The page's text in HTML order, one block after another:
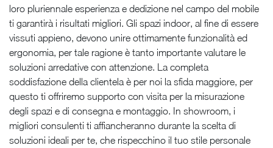
loro pluriennale esperienza e dedizione nel campo del mobile
ti garantirà i risultati migliori. Gli spazi indoor, al fine di essere
vissuti appieno, devono unire ottimamente funzionalità ed
ergonomia, per tale ragione è tanto importante valutare le
soluzioni arredative con attenzione. La completa
soddisfazione della clientela è per noi la sfida maggiore, per
questo ti offriremo supporto con visita per la misurazione
degli spazi e di consegna e montaggio. In showroom, i
migliori consulenti ti affiancheranno durante la scelta di
soluzioni ideali per te, che rispecchino il tuo stile personale